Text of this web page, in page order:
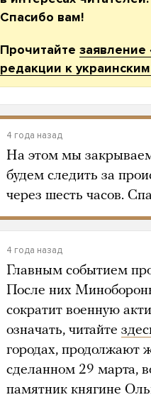
Спасибо вам!
Прочитайте
редакции к
4 года назад
На этом мы
будем следить за
через шесть часов.
4 года назад
Главным событием
После них
сократит военную
означать, читайте
городах, продолжают
сделанном 29 марта,
памятник княгине